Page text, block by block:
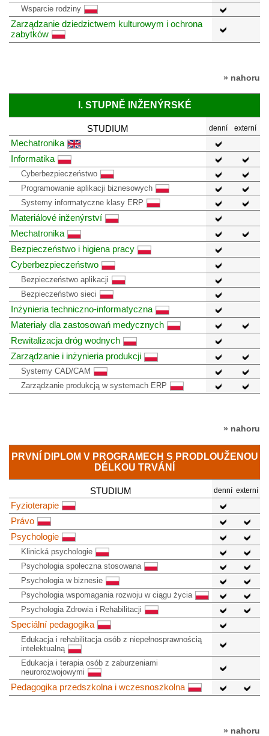
Wsparcie rodziny
Zarządzanie dziedzictwem kulturowym i ochrona
zabytków
» nahoru
I. STUPNĚ INŽENÝRSKÉ
STUDIUM denní externí
Mechatronika
Informatika
Cyberbezpieczeństwo
Programowanie aplikacji biznesowych
Systemy informatyczne klasy ERP
Materiálové inženýrství
Mechatronika
Bezpieczeństwo i higiena pracy
Cyberbezpieczeństwo
Bezpieczeństwo aplikacji
Bezpieczeństwo sieci
Inżynieria techniczno-informatyczna
Materiały dla zastosowań medycznych
Rewitalizacja dróg wodnych
Zarządzanie i inżynieria produkcji
Systemy CAD/CAM
Zarządzanie produkcją w systemach ERP
» nahoru
PRVNÍ DIPLOM V PROGRAMECH S PRODLOUŽENOU
DÉLKOU TRVÁNÍ
STUDIUM denní externí
Fyzioterapie
Právo
Psychologie
Klinická psychologie
Psychologia społeczna stosowana
Psychologia w biznesie
Psychologia wspomagania rozwoju w ciągu życia
Psychologia Zdrowia i Rehabilitacji
Speciální pedagogika
Edukacja i rehabilitacja osób z niepełnosprawnością
intelektualną
Edukacja i terapia osób z zaburzeniami
neurorozwojowymi
Pedagogika przedszkolna i wczesnoszkolna
» nahoru